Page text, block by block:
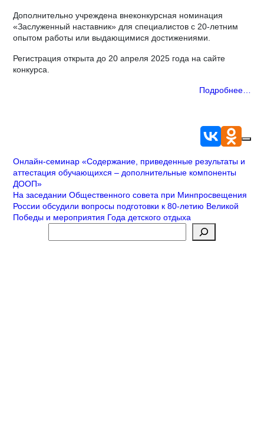
Дополнительно учреждена внеконкурсная номинация
«Заслуженный наставник» для специалистов с 20-летним
опытом работы или выдающимися достижениями.
Регистрация открыта до 20 апреля 2025 года на сайте
конкурса.
Подробнее…
Навигация
по
записям
Онлайн-семинар «Содержание, приведенные результаты и
аттестация обучающихся – дополнительные компоненты
ДООП»
На заседании Общественного совета при Минпросвещения
России обсудили вопросы подготовки к 80-летию Великой
Победы и мероприятия Года детского отдыха